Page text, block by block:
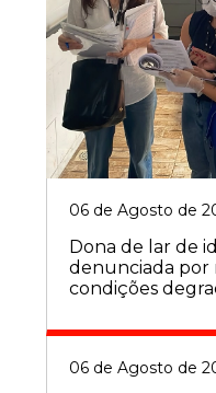
06 de Agosto de
Dona de lar de
denunciada por
condições
06 de Agosto de